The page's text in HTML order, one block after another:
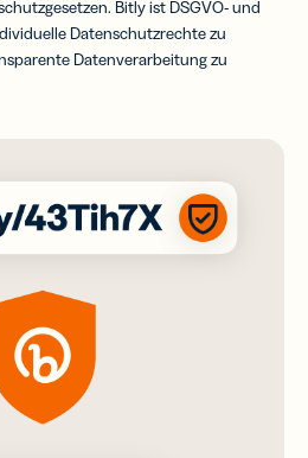
Bitly ist DSGVO- und
Datenschutzrechte zu
Datenverarbeitung zu